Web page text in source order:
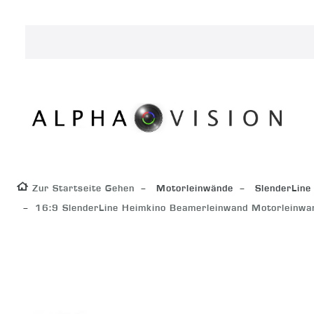
Zur Startseite Gehen Motorleinwände
16:9 SlenderLine Heimkino Beamerleinwand